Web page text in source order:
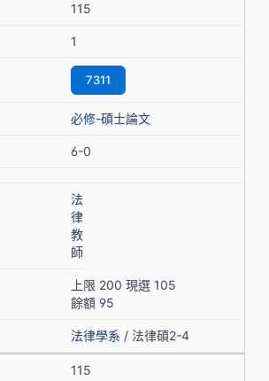
115
1
7311
必修-碩士論文
6-0
法
律
教
師
上限 200 現選 105
餘額 95
法律學系 / 法律碩2-4
115